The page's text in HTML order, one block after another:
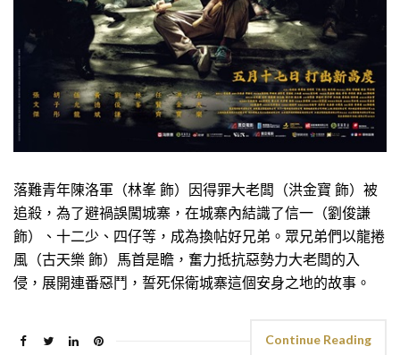
落難青年陳洛軍（林峯 飾）因得罪大老闆（洪金寶 飾）被
追殺，為了避禍誤闖城寨，在城寨內結識了信一（劉俊謙
飾）、十二少、四仔等，成為換帖好兄弟。眾兄弟們以龍捲
風（古天樂 飾）馬首是瞻，奮力抵抗惡勢力大老闆的入
侵，展開連番惡鬥，誓死保衛城寨這個安身之地的故事。
Continue Reading